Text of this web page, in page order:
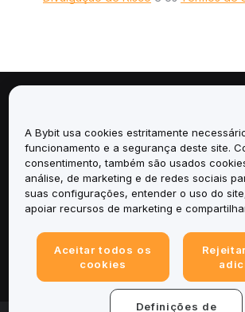
Serviços
Suporte
A Bybit usa cookies estritamente
funcionamento e a segurança deste site.
consentimento, também são usados
análise, de marketing e de redes sociais
suas configurações, entender o uso do
apoiar recursos de marketing e
Aceitar todos os
cookies
Definições de